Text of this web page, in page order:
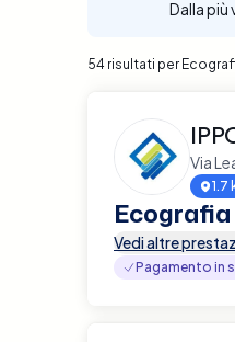
Dalla più
54 risultati per
Via
1.7
Vedi altre
Pagamento in